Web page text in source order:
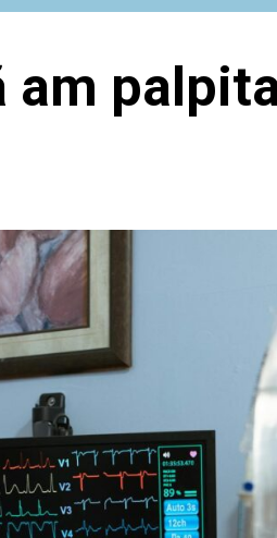
am